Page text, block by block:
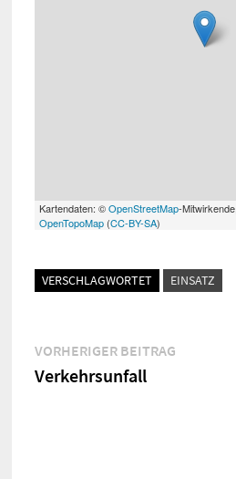
Kartendaten: ©OpenStreetMap-
OpenTopoMap(CC-BY-SA)
VERSCHLAGWORTET EINSATZ
VORHERIGER BEITRAGVorheriger
Verkehrsunfall